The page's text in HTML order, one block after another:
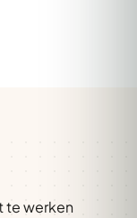
te werken